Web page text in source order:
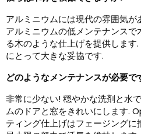
アルミニウムには現代の雰囲気
アルミニウムの低メンテナンス
る木のような仕上げを提供しま
にとって大きな妥協です.
どのようなメンテナンスが必要で
非常に少ない! 穏やかな洗剤と水
ムのドアと窓をきれいにします.
ティング仕上げはフェージング